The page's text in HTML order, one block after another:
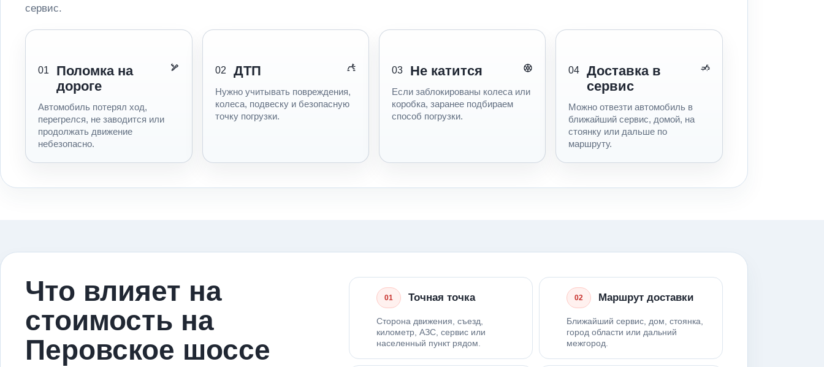
сервис.
01
Поломка на
дороге
Автомобиль потерял ход,
перегрелся, не заводится или
продолжать движение
небезопасно.
02 ДТП
Нужно учитывать повреждения,
колеса, подвеску и безопасную
точку погрузки.
03 Не катится
Если заблокированы колеса или
коробка, заранее подбираем
способ погрузки.
04
Доставка в
сервис
Можно отвезти автомобиль в
ближайший сервис, домой, на
стоянку или дальше по
маршруту.
Что влияет на
стоимость на
Перовское шоссе
01 Точная точка
Сторона движения, съезд,
километр, АЗС, сервис или
населенный пункт рядом.
02 Маршрут доставки
Ближайший сервис, дом, стоянка,
город области или дальний
межгород.